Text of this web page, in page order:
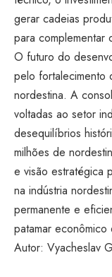
gerar cadeias
para complementar
O futuro do
pelo fortalecimento
nordestina. A
voltadas ao setor
desequilíbrios
milhões de
e visão estratégica
na indústria
permanente e
patamar
Autor: Vyacheslav